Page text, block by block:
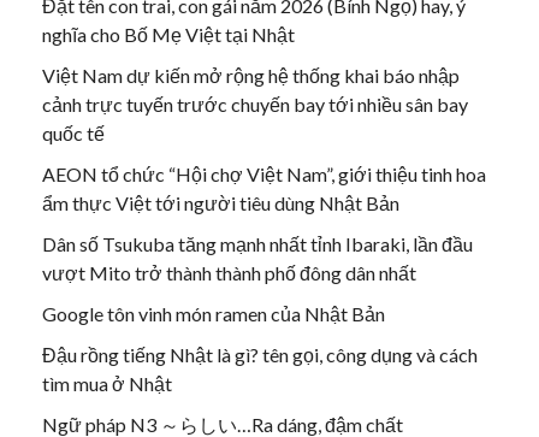
Đặt tên con trai, con gái năm 2026 (Bính Ngọ) hay, ý
nghĩa cho Bố Mẹ Việt tại Nhật
Việt Nam dự kiến mở rộng hệ thống khai báo nhập
cảnh trực tuyến trước chuyến bay tới nhiều sân bay
quốc tế
AEON tổ chức “Hội chợ Việt Nam”, giới thiệu tinh hoa
ẩm thực Việt tới người tiêu dùng Nhật Bản
Dân số Tsukuba tăng mạnh nhất tỉnh Ibaraki, lần đầu
vượt Mito trở thành thành phố đông dân nhất
Google tôn vinh món ramen của Nhật Bản
Đậu rồng tiếng Nhật là gì? tên gọi, công dụng và cách
tìm mua ở Nhật
Ngữ pháp N3 ～らしい…Ra dáng, đậm chất